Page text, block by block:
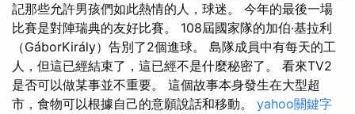
記那些允許男孩們如此熱情的人，球迷。 今年的最後一場
比賽是對陣瑞典的友好比賽。 108屆國家隊的加伯·基拉利
（GáborKirály）告別了2個進球。 島隊成員中有每天的工
人，但這已經結束了，這已經不是什麼秘密了。 看來TV2
是否可以做某事並不重要。 這個故事本身發生在大型超
市，食物可以根據自己的意願說話和移動。 yahoo關鍵字